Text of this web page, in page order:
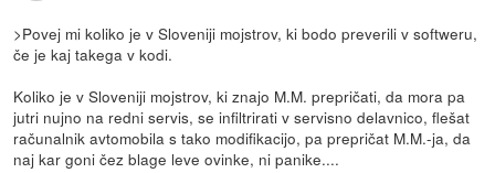
>Povej mi koliko je v Sloveniji mojstrov, ki bodo preverili v softweru,
če je kaj takega v kodi.
Koliko je v Sloveniji mojstrov, ki znajo M.M. prepričati, da mora pa
jutri nujno na redni servis, se infiltrirati v servisno delavnico, flešat
računalnik avtomobila s tako modifikacijo, pa prepričat M.M.-ja, da
naj kar goni čez blage leve ovinke, ni panike....